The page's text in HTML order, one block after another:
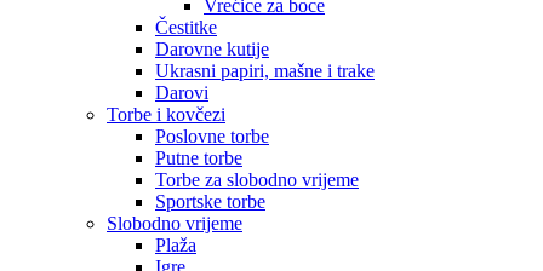
Vrećice za boce
Čestitke
Darovne kutije
Ukrasni papiri, mašne i trake
Darovi
Torbe i kovčezi
Poslovne torbe
Putne torbe
Torbe za slobodno vrijeme
Sportske torbe
Slobodno vrijeme
Plaža
Igre